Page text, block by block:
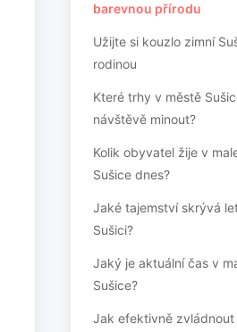
barevnou přírodu
Užijte si kouzlo zimní
rodinou
Které trhy v městě
návštěvě minout?
Kolik obyvatel žije v
Sušice dnes?
Jaké tajemství skrývá
Sušici?
Jaký je aktuální čas v
Sušice?
Jak efektivně